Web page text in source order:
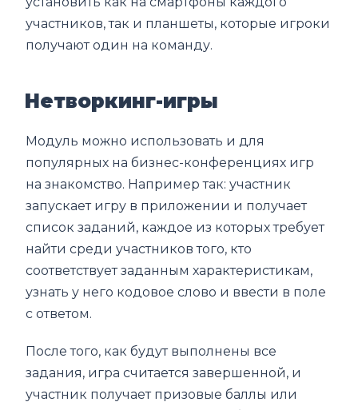
участников, так и планшеты, которые игроки
получают один на команду.
Нетворкинг-игры
Модуль можно использовать и для
популярных на бизнес-конференциях игр
на знакомство. Например так: участник
запускает игру в приложении и получает
список заданий, каждое из которых требует
найти среди участников того, кто
соответствует заданным характеристикам,
узнать у него кодовое слово и ввести в поле
с ответом.
После того, как будут выполнены все
задания, игра считается завершенной, и
участник получает призовые баллы или